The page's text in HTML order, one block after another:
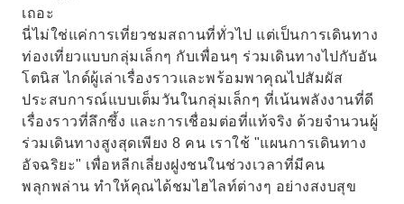
เถอะ
นี่ไม่ใช่แค่การเที่ยวชมสถานที่ทั่วไป แต่เป็นการเดินทาง
ท่องเที่ยวแบบกลุ่มเล็กๆ กับเพื่อนๆ ร่วมเดินทางไปกับอัน
โตนิส ไกด์ผู้เล่าเรื่องราวและพร้อมพาคุณไปสัมผัส
ประสบการณ์แบบเต็มวันในกลุ่มเล็กๆ ที่เน้นพลังงานที่ดี
เรื่องราวที่ลึกซึ้ง และการเชื่อมต่อที่แท้จริง ด้วยจำนวนผู้
ร่วมเดินทางสูงสุดเพียง 8 คน เราใช้ "แผนการเดินทาง
อัจฉริยะ" เพื่อหลีกเลี่ยงฝูงชนในช่วงเวลาที่มีคน
พลุกพล่าน ทำให้คุณได้ชมไฮไลท์ต่างๆ อย่างสงบสุข